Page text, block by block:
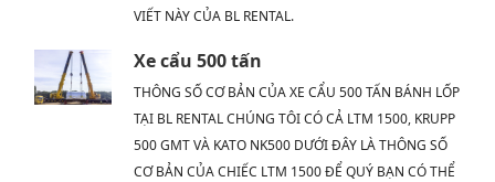
VIẾT NÀY CỦA BL RENTAL.
Xe cẩu 500 tấn
THÔNG SỐ CƠ BẢN CỦA XE CẨU 500 TẤN BÁNH LỐP
TẠI BL RENTAL CHÚNG TÔI CÓ CẢ LTM 1500, KRUPP
500 GMT VÀ KATO NK500 DƯỚI ĐÂY LÀ THÔNG SỐ
CƠ BẢN CỦA CHIẾC LTM 1500 ĐỂ QUÝ BẠN CÓ THỂ